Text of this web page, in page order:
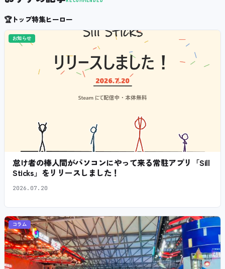
🏆トップ特集ヒーロー
お知らせ
怠け者の棒人間がパソコンにやって来る常駐アプリ「Sill
Sticks」をリリースしました！
2026.07.20
コラム